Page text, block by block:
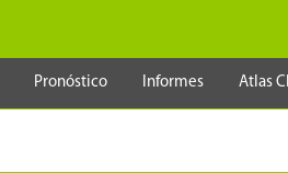
Pronóstico Informes Atlas